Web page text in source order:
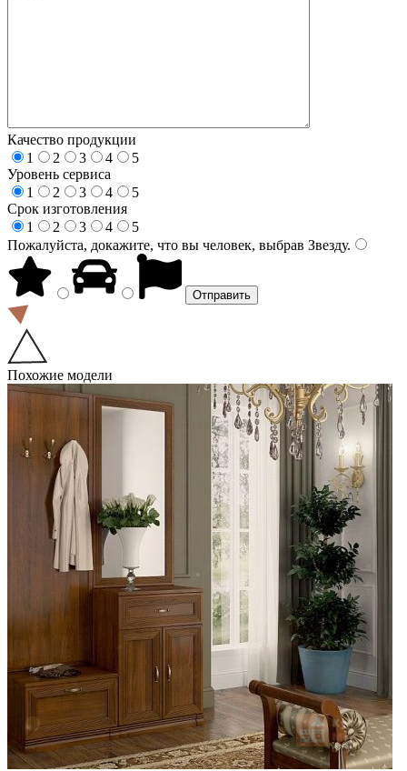
Качество продукции
1
2 3 4
5
Уровень сервиса
1
2 3 4
5
Срок изготовления
1
2 3 4
5
Пожалуйста, докажите, что вы человек, выбрав Звезду.
Похожие модели